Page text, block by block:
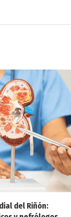
del Riñón: